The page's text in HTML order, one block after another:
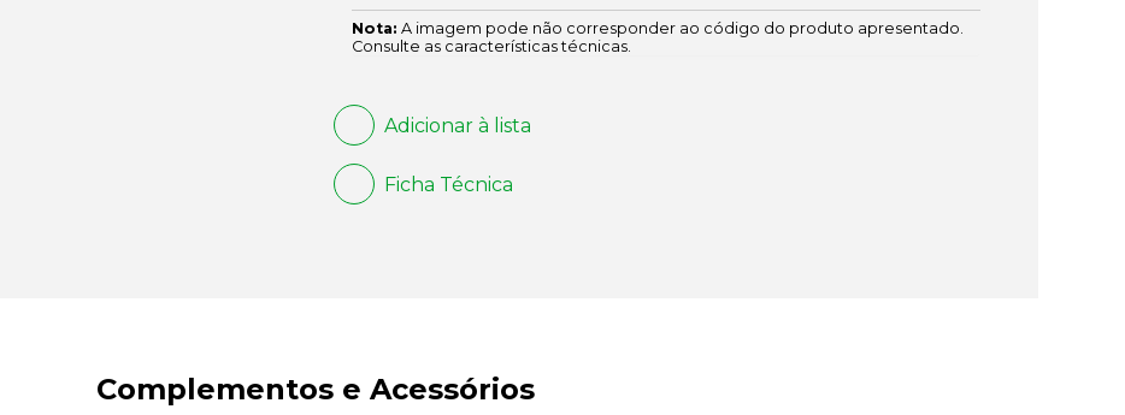
Nota: A imagem pode não corresponder ao código do produto apresentado.
Consulte as características técnicas.
Adicionar à lista
Ficha Técnica
Complementos e Acessórios